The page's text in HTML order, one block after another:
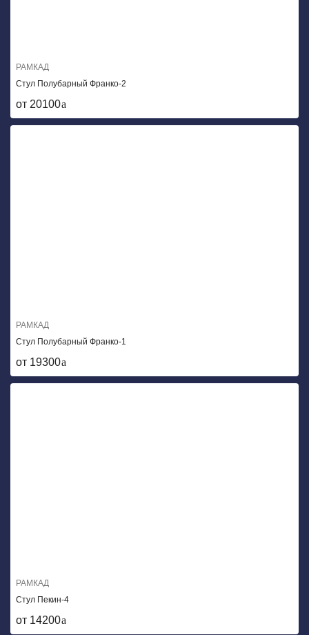
РАМКАД
Стул Полубарный Франко-2
от 20100
РАМКАД
Стул Полубарный Франко-1
от 19300
РАМКАД
Стул Пекин-4
от 14200